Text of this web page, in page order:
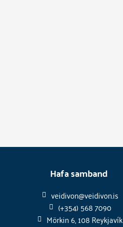
Hafa samband
veidivon@veidivon.is
(+354) 568 7090
Mörkin 6, 108 Reykjavík